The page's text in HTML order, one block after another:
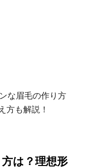
な眉毛の作り方
方も解説！
は？理想形